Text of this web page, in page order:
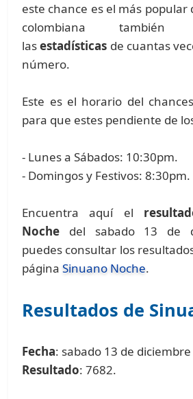
este chance es el más popular
colombiana
lasestadísticas de cuantas
número.
Este es el horario del
para que estes pendiente de
- Lunes a Sábados: 10:30pm.
- Domingos y Festivos: 8:30pm.
Encuentra aquí el
Noche del sabado 13 de
puedes consultar los
páginaSinuano Noche.
Resultados de
Fecha: sabado 13 de
Resultado: 7682.